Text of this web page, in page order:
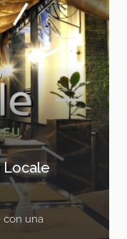
Locale
con una